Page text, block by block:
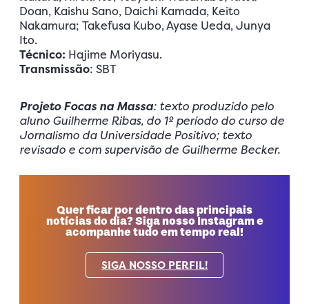
Doan, Kaishu Sano, Daichi Kamada, Keito
Nakamura; Takefusa Kubo, Ayase Ueda, Junya
Ito.
Técnico: Hajime Moriyasu.
Transmissão: SBT
Projeto Focas na Massa: texto produzido pelo
aluno Guilherme Ribas, do 1º período do curso de
Jornalismo da Universidade Positivo; texto
revisado e com supervisão de Guilherme Becker.
Quer ficar por dentro das principais
notícias do dia? Siga nosso Instagram e
acompanhe tudo em tempo real!
SIGA NOSSO PERFIL!